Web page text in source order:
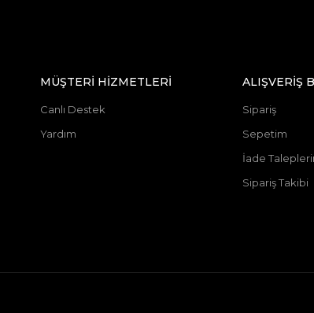
MÜŞTERİ HİZMETLERİ
Canlı Destek
Yardım
ALIŞVERİŞ
Sipariş
Sepetim
İade
Sipariş Takibi